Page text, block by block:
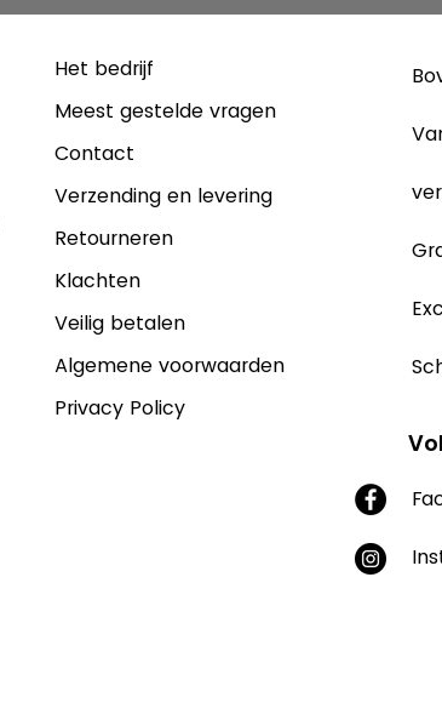
Het bedrijf
Meest gestelde vragen
Contact
Verzending en levering
Retourneren
Klachten
Veilig betalen
Algemene voorwaarden
Privacy Policy